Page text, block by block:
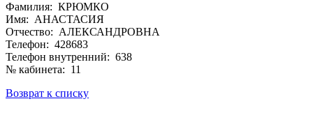
Фамилия: КРЮМКО
Имя: АНАСТАСИЯ
Отчество: АЛЕКСАНДРОВНА
Телефон: 428683
Телефон внутренний: 638
№ кабинета: 11
Возврат к списку